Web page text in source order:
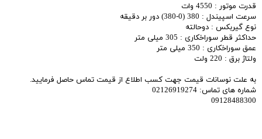
قدرت موتور : 4550 وات
سرعت اسپیندل : 380 (0-380) دور بر دقیقه
نوع گیربکس : دوحالته
حداکثر قطر سوراخکاری : 305 میلی متر
عمق سوراخکاری : 350 میلی متر
ولتاژ برق : 220 ولت
به علت نوسانات قیمت جهت کسب اطلاع از قیمت تماس حاصل فرمایید.
شماره های تماس: 02126919274
09128488300